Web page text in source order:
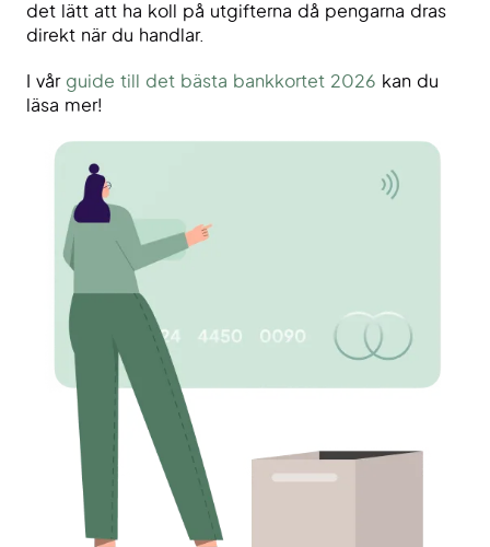
det lätt att ha koll på utgifterna då pengarna dras
direkt när du handlar.
I vår guide till det bästa bankkortet 2026 kan du
läsa mer!